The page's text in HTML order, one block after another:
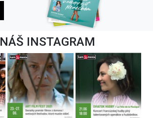
INSTAGRAM